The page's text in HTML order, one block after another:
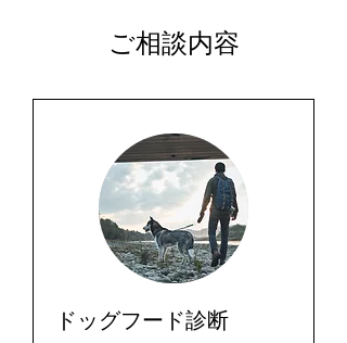
ご相談内容
ドッグフード診断